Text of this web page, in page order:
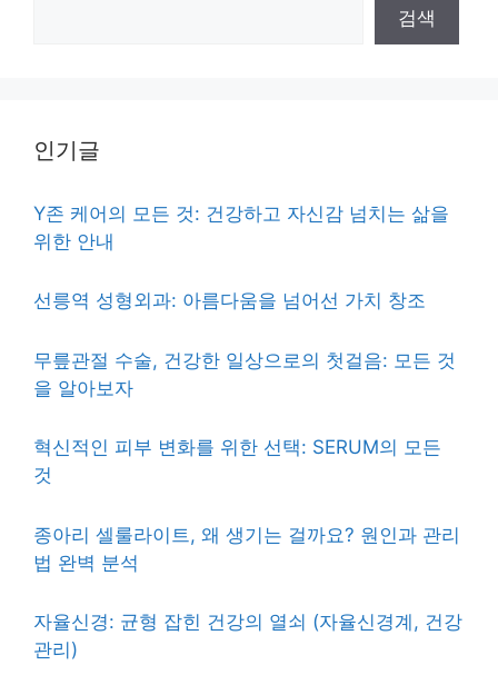
검색
인기글
Y존 케어의 모든 것: 건강하고 자신감 넘치는 삶을
위한 안내
선릉역 성형외과: 아름다움을 넘어선 가치 창조
무릎관절 수술, 건강한 일상으로의 첫걸음: 모든 것
을 알아보자
혁신적인 피부 변화를 위한 선택: SERUM의 모든
것
종아리 셀룰라이트, 왜 생기는 걸까요? 원인과 관리
법 완벽 분석
자율신경: 균형 잡힌 건강의 열쇠 (자율신경계, 건강
관리)